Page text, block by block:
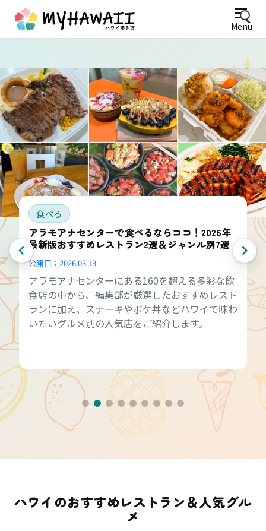
Menu
食べる
アラモアナセンターで食べるならココ！2026年
最新版おすすめレストラン2選＆ジャンル別7選
公開日： 2026.03.13
アラモアナセンターにある160を超える多彩な飲
食店の中から、編集部が厳選したおすすめレスト
ランに加え、ステーキやポケ丼などハワイで味わ
いたいグルメ別の人気店をご紹介します。
ハワイのおすすめレストラン＆人気グル
メ